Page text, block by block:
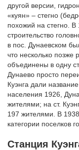
другой версии,
«куян» – стегно
похожий на стегно.
строительство
в пос. Дунаевском
что несколько позже
объединены в одну
Дунаево просто
Куэнга дали
населения 1926,
жителями; на ст.
197 жителями. В
категории поселков
Станция